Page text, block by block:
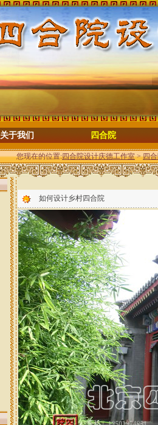
关于我们 四合院
您现在的位置:四合院设计庆德工作室>四
如何设计乡村四合院